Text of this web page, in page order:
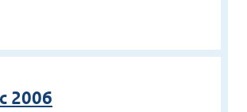
2006